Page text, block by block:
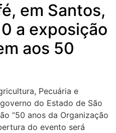
em Santos,
a exposição
aos 50
Pecuária e
do Estado de São
“50 anos da Organização
do evento será